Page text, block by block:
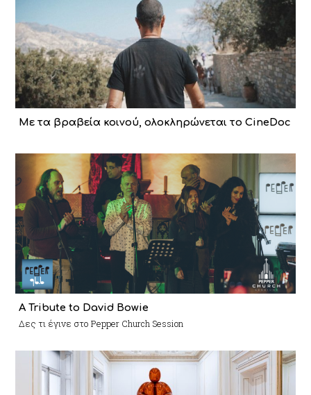
Με τα βραβεία κοινού, ολοκληρώνεται το CineDoc
A Tribute to David Bowie
Δες τι έγινε στο Pepper Church Session